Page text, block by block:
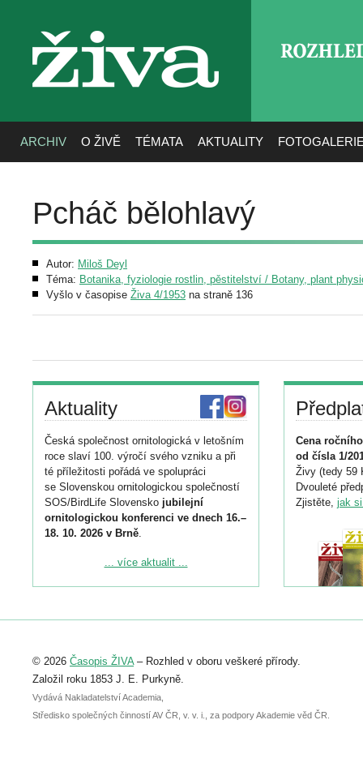
živa
ARCHIV O ŽIVĚ TÉMATA AKTUALITY
Pcháč bělohlavý
Autor: Miloš Deyl
Téma: Botanika, fyziologie rostlin, pěstitelství / Botany, plant
Vyšlo v časopise Živa 4/1953 na straně 136
Aktuality
Česká společnost ornitologická v letošním
roce slaví 100. výročí svého vzniku a při
té příležitosti pořádá ve spolupráci
se Slovenskou ornitologickou společností
SOS/BirdLife Slovensko jubilejní
ornitologickou konferenci ve dnech 16.–
18. 10. 2026 v Brně.
Podrobnější informace ke konferenci
Registrovat se můžete do 6. září.
abstraktu přihlášené přednášky nebo
posteru je už 30. června.
... více aktualit ...
Cena
od čísla 1/
Živy (tedy 59
Dvouleté
Zjistěte, jak
© 2026 Časopis ŽIVA– Rozhled v oboru veškeré přírody.
Založil roku 1853 J. E. Purkyně.
Vydává Nakladatelství Academia,
Středisko společných činností AV ČR, v. v. i., za podpory Akademie věd ČR.